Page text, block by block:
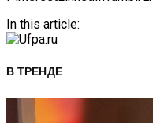
In this article:
В ТРЕНДЕ